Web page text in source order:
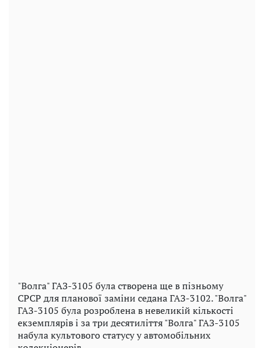
"Волга" ГАЗ-3105 була створена ще в пізньому
СРСР для планової заміни седана ГАЗ-3102. "Волга"
ГАЗ-3105 була розроблена в невеликій кількості
екземплярів і за три десятиліття "Волга" ГАЗ-3105
набула культового статусу у автомобільних